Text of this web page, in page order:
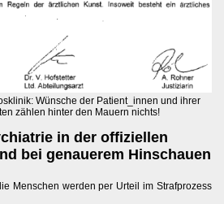
Wünsche der Patient_innen und ihrer
zählen hinter den Mauern nichts!
in der offiziellen
bei genauerem Hinschauen
Menschen werden per Urteil im Strafprozess